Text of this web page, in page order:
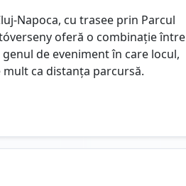
Napoca, cu trasee prin Parcul
oferă o combinație între
de eveniment în care locul,
ca distanța parcursă.